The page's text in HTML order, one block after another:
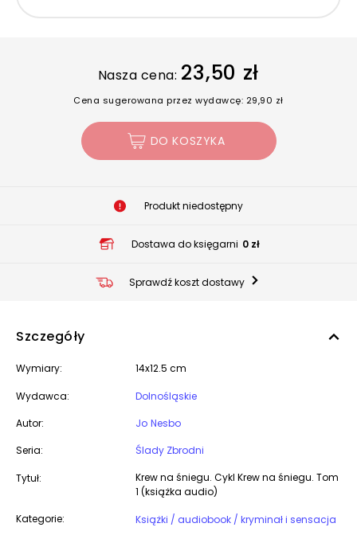
Nasza cena: 23,50 zł
Cena sugerowana przez wydawcę: 29,90 zł
DO KOSZYKA
Produkt niedostępny
Dostawa do księgarni 0 zł
Sprawdź koszt dostawy
Szczegóły
Wymiary: 14x12.5 cm
Wydawca:
Dolnośląskie
Autor:
Jo Nesbo
Seria:
Ślady Zbrodni
Tytuł:
Krew na śniegu. Cykl Krew na śniegu. Tom
1 (książka audio)
Kategorie:
Książki / audiobook / kryminał i sensacja